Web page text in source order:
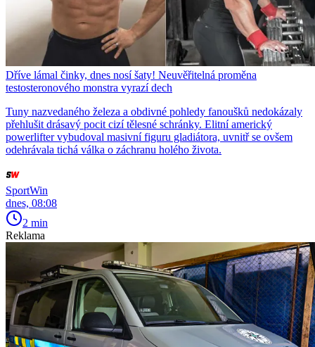
Dříve lámal činky, dnes nosí šaty! Neuvěřitelná proměna
testosteronového monstra vyrazí dech
Tuny nazvedaného železa a obdivné pohledy fanoušků nedokázaly
přehlušit drásavý pocit cizí tělesné schránky. Elitní americký
powerlifter vybudoval masivní figuru gladiátora, uvnitř se ovšem
odehrávala tichá válka o záchranu holého života.
SportWin
dnes, 08:08
2 min
Reklama